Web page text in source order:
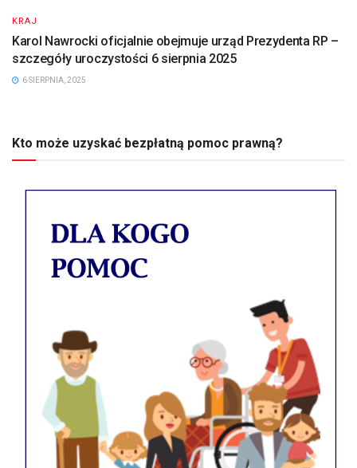
KRAJ
Karol Nawrocki oficjalnie obejmuje urząd Prezydenta RP –
szczegóły uroczystości 6 sierpnia 2025
6 SIERPNIA, 2025
Kto może uzyskać bezpłatną pomoc prawną?